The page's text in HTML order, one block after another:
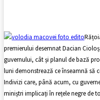
premierului desemnat Dacian
guvernului, cât și planul de bază
luni demonstrează ce înseamnă să
Indivizi care, până acum, cu
miniștri implicați în rețele negre de